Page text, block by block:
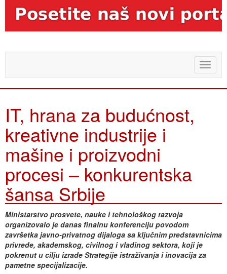
Toggle
IT, hrana za budućnost,
kreativne industrije i
mašine i proizvodni
procesi – konkurentska
šansa Srbije
Ministarstvo prosvete, nauke i tehnološkog razvoja
organizovalo je danas finalnu konferenciju povodom
završetka javno-privatnog dijaloga sa ključnim predstavnicima
privrede, akademskog, civilnog i vladinog sektora, koji je
pokrenut u cilju izrade Strategije istraživanja i inovacija za
pametne specijalizacije.